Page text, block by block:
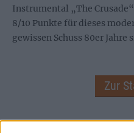
Instrumental „The
8/10 Punkte für dieses
gewissen Schuss 80er Jahre
Zur